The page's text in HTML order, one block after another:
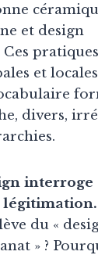
et design
pratiques
et
divers,
interroge
légitimation.
du «
» ?